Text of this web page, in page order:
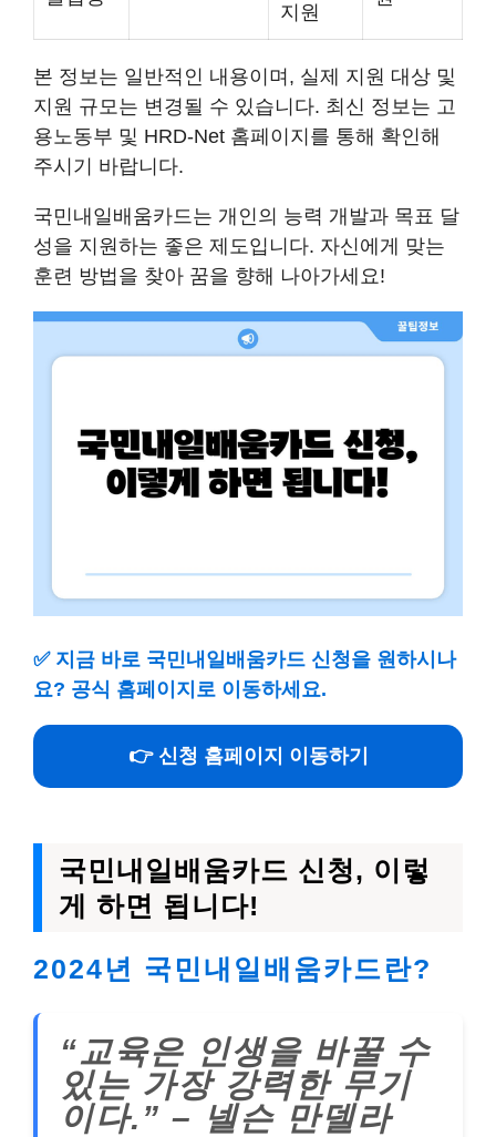
지원
본 정보는 일반적인 내용이며, 실제 지원 대상 및
지원 규모는 변경될 수 있습니다. 최신 정보는 고
용노동부 및 HRD-Net 홈페이지를 통해 확인해
주시기 바랍니다.
국민내일배움카드는 개인의 능력 개발과 목표 달
성을 지원하는 좋은 제도입니다. 자신에게 맞는
훈련 방법을 찾아 꿈을 향해 나아가세요!
✅ 지금 바로 국민내일배움카드 신청을 원하시나
요? 공식 홈페이지로 이동하세요.
👉 신청 홈페이지 이동하기
국민내일배움카드 신청, 이렇
게 하면 됩니다!
2024년 국민내일배움카드란?
“교육은 인생을 바꿀 수
있는 가장 강력한 무기
이다.” – 넬슨 만델라